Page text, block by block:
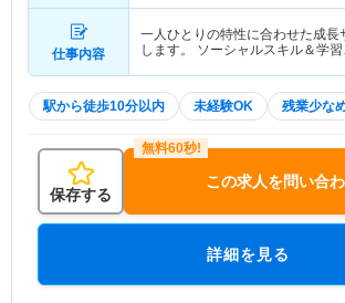
仕事内容
一人ひとりの特性に合わせた成長
します。 ソーシャルスキル＆学
駅から徒歩10分以内 未経験OK 残業少な
保存する
この求人を問い合
詳細を見る